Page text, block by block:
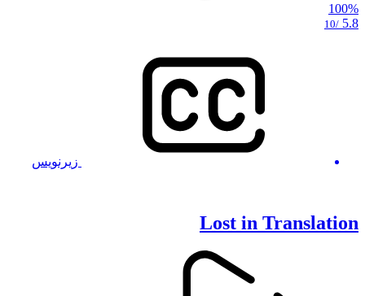
100%
5.8
/10
زیرنویس
Lost in Translation